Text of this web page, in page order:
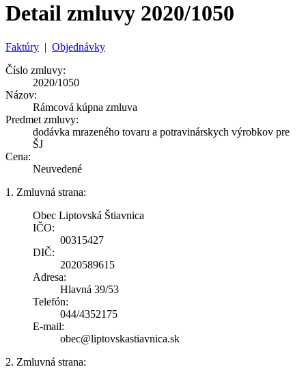
Detail zmluvy 2020/1050
Faktúry | Objednávky
Číslo zmluvy:
2020/1050
Názov:
Rámcová kúpna zmluva
Predmet zmluvy:
dodávka mrazeného tovaru a potravinárskych výrobkov pre
ŠJ
Cena:
Neuvedené
1. Zmluvná strana:
Obec Liptovská Štiavnica
IČO:
00315427
DIČ:
2020589615
Adresa:
Hlavná 39/53
Telefón:
044/4352175
E-mail:
obec@liptovskastiavnica.sk
2. Zmluvná strana: